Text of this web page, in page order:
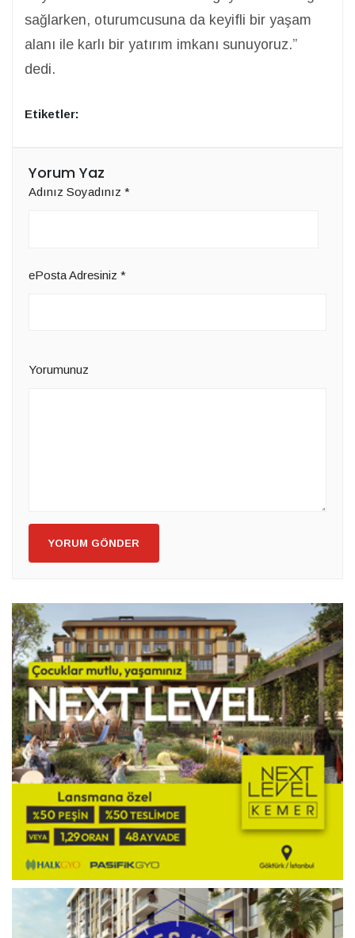
sağlarken, oturumcusuna da keyifli bir yaşam
alanı ile karlı bir yatırım imkanı sunuyoruz.”
dedi.
Etiketler:
Yorum Yaz
Adınız Soyadınız *
ePosta Adresiniz *
Yorumunuz
YORUM GÖNDER